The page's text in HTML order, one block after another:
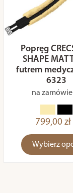
Popręg
SHAPE
futrem
6323
na
799,00
Wybierz